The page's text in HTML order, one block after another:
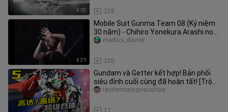
4:03 228
4:39
Mobile Suit Gunma Team 08 (Kỷ niệm
30 năm) - Chihiro Yonekura Arashi no
Naka Hui
220
markus_davies
3:27
Gundam và Getter kết hợp! Bản phối
siêu đỉnh cuối cùng đã hoàn tất! [Trộn
và Ghép 2] 20
17
raydemoxingxiaoshijie